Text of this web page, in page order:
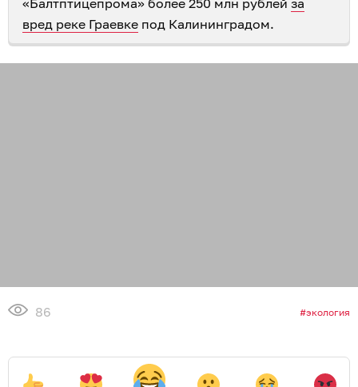
вред реке Граевке под Калининградом.
86 экология